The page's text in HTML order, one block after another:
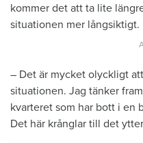
kommer det att ta lite
situationen mer långsiktigt.
– Det är mycket olyckligt
situationen. Jag tänker
kvarteret som har bott i en
Det här krånglar till det